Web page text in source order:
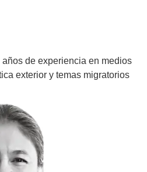
de experiencia en medios
exterior y temas migratorios